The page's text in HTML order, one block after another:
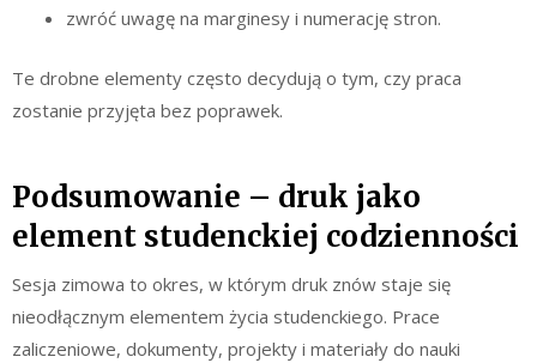
zwróć uwagę na marginesy i numerację stron.
Te drobne elementy często decydują o tym, czy praca
zostanie przyjęta bez poprawek.
Podsumowanie – druk jako
element studenckiej codzienności
Sesja zimowa to okres, w którym druk znów staje się
nieodłącznym elementem życia studenckiego. Prace
zaliczeniowe, dokumenty, projekty i materiały do nauki